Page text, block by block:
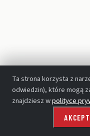
Ta strona korzysta z
odwiedzin), które mogą
znajdziesz wpolityce